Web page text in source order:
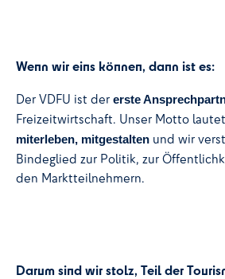
Wenn wir eins können, dann ist es:
Der VDFU ist der erste
Freizeitwirtschaft. Unser Motto lautet
miterleben, mitgestalten und wir
Bindeglied zur Politik, zur
den Marktteilnehmern.
Darum sind wir stolz, Teil der